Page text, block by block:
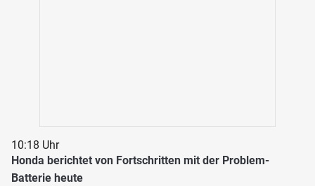
10:18 Uhr
Honda berichtet von Fortschritten mit der Problem-
Batterie heute